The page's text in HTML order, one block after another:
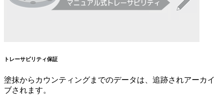
トレーサビリティ保証
塗抹からカウンティングまでのデータは、追跡されアーカイ
ブされます。